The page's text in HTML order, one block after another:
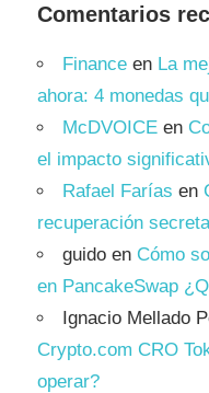
Comentarios
Finance en La
ahora: 4 monedas
McDVOICE en
el impacto
Rafael Farías en
recuperación
guido en Cómo
en PancakeSwap
Ignacio Mellado
Crypto.com CRO
operar?